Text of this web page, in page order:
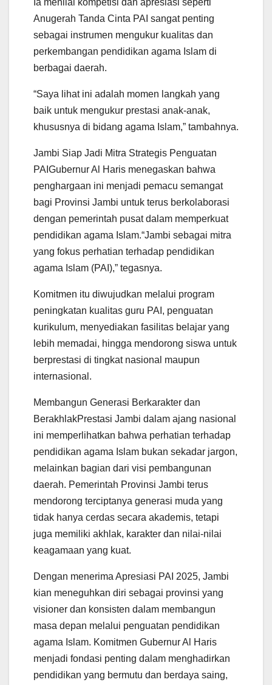
Ia menilai kompetisi dan apresiasi seperti
Anugerah Tanda Cinta PAI sangat penting
sebagai instrumen mengukur kualitas dan
perkembangan pendidikan agama Islam di
berbagai daerah.
“Saya lihat ini adalah momen langkah yang
baik untuk mengukur prestasi anak-anak,
khususnya di bidang agama Islam,” tambahnya.
Jambi Siap Jadi Mitra Strategis Penguatan
PAIGubernur Al Haris menegaskan bahwa
penghargaan ini menjadi pemacu semangat
bagi Provinsi Jambi untuk terus berkolaborasi
dengan pemerintah pusat dalam memperkuat
pendidikan agama Islam.“Jambi sebagai mitra
yang fokus perhatian terhadap pendidikan
agama Islam (PAI),” tegasnya.
Komitmen itu diwujudkan melalui program
peningkatan kualitas guru PAI, penguatan
kurikulum, menyediakan fasilitas belajar yang
lebih memadai, hingga mendorong siswa untuk
berprestasi di tingkat nasional maupun
internasional.
Membangun Generasi Berkarakter dan
BerakhlakPrestasi Jambi dalam ajang nasional
ini memperlihatkan bahwa perhatian terhadap
pendidikan agama Islam bukan sekadar jargon,
melainkan bagian dari visi pembangunan
daerah. Pemerintah Provinsi Jambi terus
mendorong terciptanya generasi muda yang
tidak hanya cerdas secara akademis, tetapi
juga memiliki akhlak, karakter dan nilai-nilai
keagamaan yang kuat.
Dengan menerima Apresiasi PAI 2025, Jambi
kian meneguhkan diri sebagai provinsi yang
visioner dan konsisten dalam membangun
masa depan melalui penguatan pendidikan
agama Islam. Komitmen Gubernur Al Haris
menjadi fondasi penting dalam menghadirkan
pendidikan yang bermutu dan berdaya saing,